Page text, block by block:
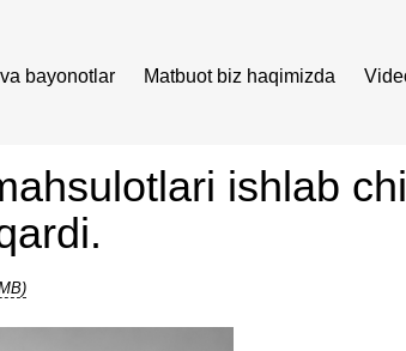
bayonotlar Matbuot biz haqimizda
ishlab